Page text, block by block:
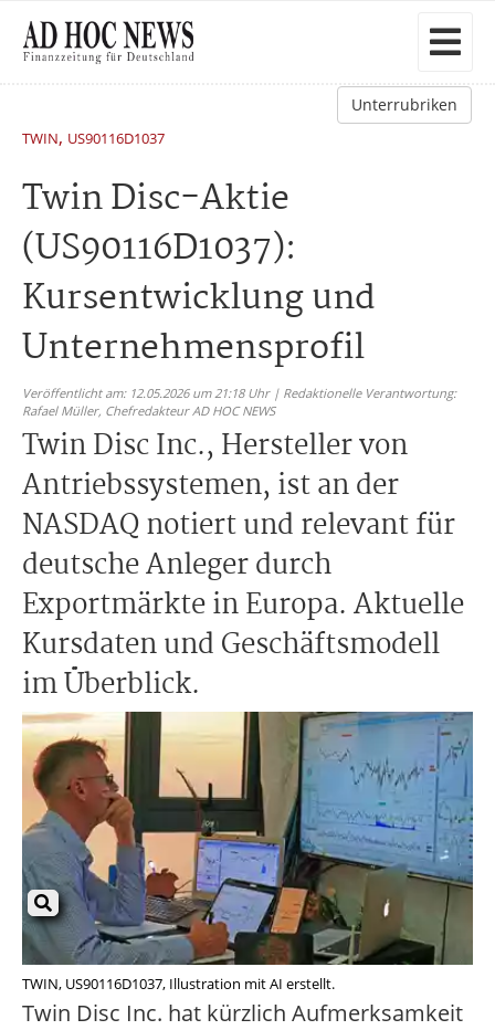
Unterrubriken
TWIN, US90116D1037
Twin Disc-Aktie
(US90116D1037):
Kursentwicklung und
Unternehmensprofil
Veröffentlicht am: 12.05.2026 um 21:18 Uhr | Redaktionelle Verantwortung:
Rafael Müller, Chefredakteur AD HOC NEWS
Twin Disc Inc., Hersteller von
Antriebssystemen, ist an der
NASDAQ notiert und relevant für
deutsche Anleger durch
Exportmärkte in Europa. Aktuelle
Kursdaten und Geschäftsmodell
im Überblick.
TWIN, US90116D1037, Illustration mit AI erstellt.
Twin Disc Inc. hat kürzlich Aufmerksamkeit